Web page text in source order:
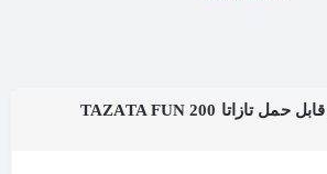
نظرات برای اسپیکر قابل حمل تازاتا TAZATA FUN 200